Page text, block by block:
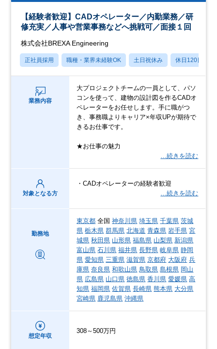
【経験者歓迎】CADオペレーター／内勤業務／研
修充実／人事や営業事務などへ挑戦可／面接１回
株式会社BREXA Engineering
正社員採用 職種・業界未経験OK 土日祝休み 休日120日以上
業務内容
大プロジェクトチームの一員として、パソ
コンを使って、建物の設計図を作るCADオ
ペレーターをお任せします。手に職がつ
き、事務職よりキャリア×年収UPが期待で
きるお仕事です。
★お仕事の魅力
…続きを読む
対象となる方
・CADオペレーターの経験者歓迎
…続きを読む
勤務地
東京都 全国神奈川県 埼玉県 千葉県 茨城
県 栃木県 群馬県 北海道 青森県 岩手県 宮
城県 秋田県 山形県 福島県 山梨県 新潟県
富山県 石川県 福井県 長野県 岐阜県 静岡
県 愛知県 三重県 滋賀県 京都府 大阪府 兵
庫県 奈良県 和歌山県 鳥取県 島根県 岡山
県 広島県 山口県 徳島県 香川県 愛媛県 高
知県 福岡県 佐賀県 長崎県 熊本県 大分県
宮崎県 鹿児島県 沖縄県
想定年収
308～500万円